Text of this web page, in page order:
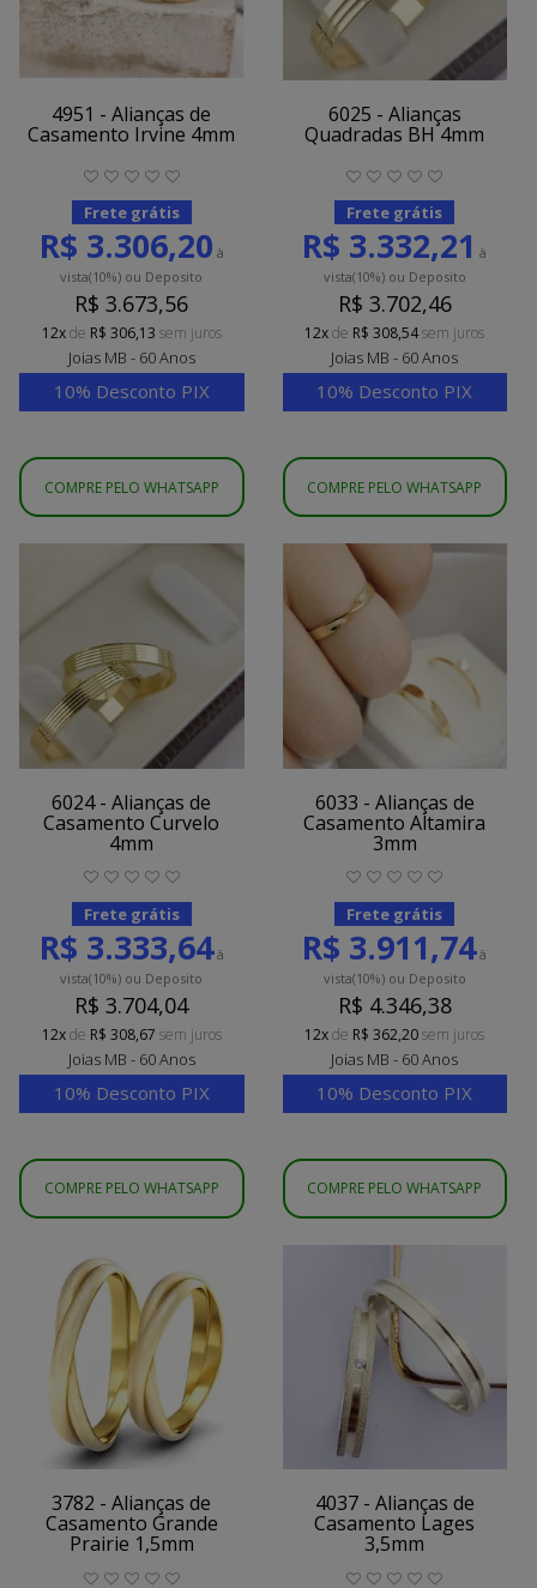
4951 - Alianças de
Casamento Irvine 4mm
Frete grátis
R$ 3.306,20 à
vista(10%) ou Deposito
R$ 3.673,56
12xde R$ 306,13 sem juros
Joias MB - 60 Anos
10% Desconto PIX
COMPRE PELO WHATSAPP
6025 - Alianças
Quadradas BH 4mm
Frete grátis
R$ 3.332,21 à
vista(10%)ou Deposito
R$ 3.702,46
12xde R$ 308,54sem juros
Joias MB - 60 Anos
10% Desconto PIX
COMPRE PELO WHATSAPP
6024 - Alianças de
Casamento Curvelo
4mm
Frete grátis
R$ 3.333,64à
vista(10%) ou Deposito
R$ 3.704,04
12xde R$ 308,67 sem juros
Joias MB - 60 Anos
10% Desconto PIX
COMPRE PELO WHATSAPP
6033 - Alianças de
Casamento Altamira
3mm
Frete grátis
R$ 3.911,74à
vista(10%)ou Deposito
R$ 4.346,38
12xde R$ 362,20sem juros
Joias MB - 60 Anos
10% Desconto PIX
COMPRE PELO WHATSAPP
3782 - Alianças de
Casamento Grande
Prairie 1,5mm
4037 - Alianças de
Casamento Lages
3,5mm